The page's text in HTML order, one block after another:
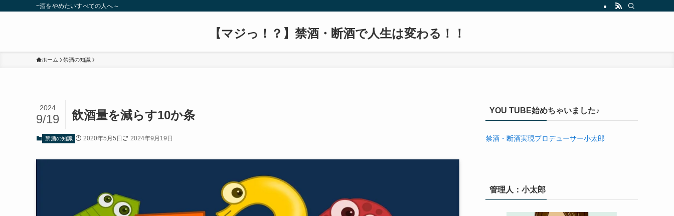
~酒をやめたいすべての人へ～
【マジっ！？】禁酒・断酒で人生は変わる！！
ホーム 禁酒の知識
飲酒量を減らす10か条
2024
9/19
禁酒の知識 2020年5月5日 2024年9月19日
YOU TUBE始めちゃいました♪
禁酒・断酒実現プロデューサー小太郎
管理人：小太郎